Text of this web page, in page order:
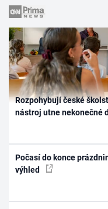
Rozpohybují české
nástroj utne nekonečné
Počasí do konce
výhled